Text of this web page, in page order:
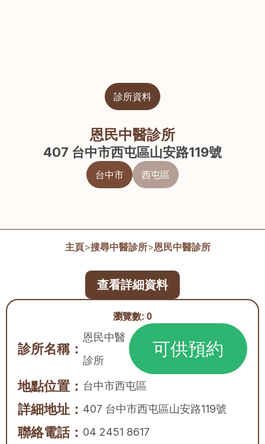
診所資料
恩民中醫診所
407 台中市西屯區山安路119號
台中市 西屯區
主頁>搜尋中醫診所>恩民中醫診所
瀏覽數: 0
診所名稱：
恩民中醫
診所
可供預約
地點位置： 台中市西屯區
詳細地址： 407 台中市西屯區山安路119號
聯絡電話： 04 2451 8617
查看詳細資料